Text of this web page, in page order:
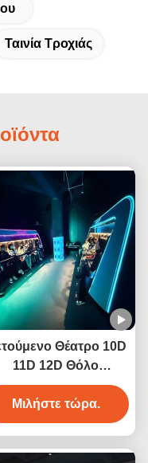
Ταινία Τροχιάς
Θέατρο 10D
11D 12D Θόλο
Κινηματογράφο
Εικονική
Πραγματικότητα
Μιλήστε τώρα.